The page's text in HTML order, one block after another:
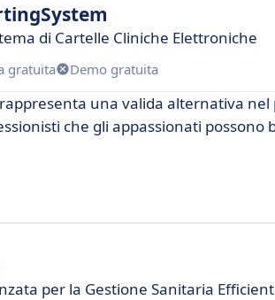
di Cartelle Cliniche Elettroniche
gratuita Demo gratuita
una valida alternativa
che gli appassionati
per la Gestione Sanitaria